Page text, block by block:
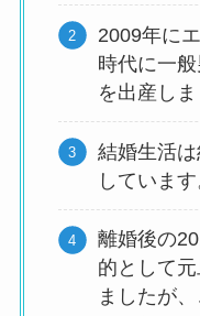
2009年に
時代に一
を出産しま
結婚生活
しています
離婚後の
的として
ましたが